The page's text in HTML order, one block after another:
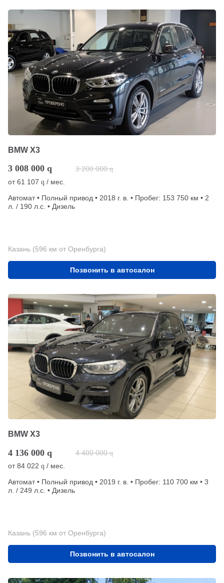
BMW X3
3 008 000 q 3 200 000 q
от61 107 q / мес.
Автомат • Полный привод • 2018 г. в. • Пробег: 153 750 км • 2
л. / 190 л.с. • Дизель
Казань (596 км от Оренбурга)
Позвонить в автосалон
BMW X3
4 136 000 q 4 400 000 q
от84 022 q / мес.
Автомат • Полный привод • 2019 г. в. • Пробег: 110 700 км • 3
л. / 249 л.с. • Дизель
Казань (596 км от Оренбурга)
Позвонить в автосалон